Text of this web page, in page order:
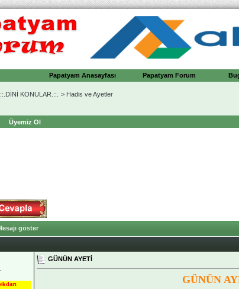
Papatyam Anasayfası Papatyam Forum
..::.DİNİ KONULAR.::. > Hadis ve Ayetler
Üyemiz Ol
göster
GÜNÜN AYETİ
GÜNÜN